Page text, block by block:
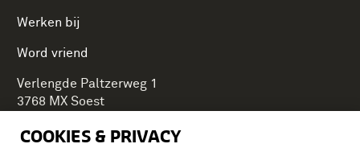
COOKIES & PRIVACY
Werken bij
Word vriend
Verlengde Paltzerweg 1
3768 MX Soest